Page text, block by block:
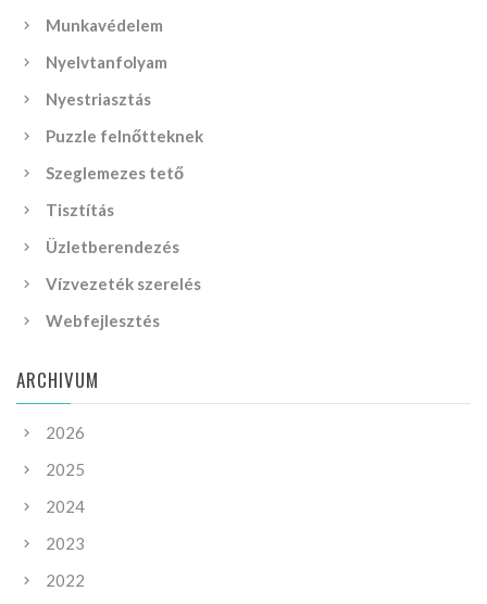
Munkavédelem
Nyelvtanfolyam
Nyestriasztás
Puzzle felnőtteknek
Szeglemezes tető
Tisztítás
Üzletberendezés
Vízvezeték szerelés
Webfejlesztés
ARCHIVUM
2026
2025
2024
2023
2022